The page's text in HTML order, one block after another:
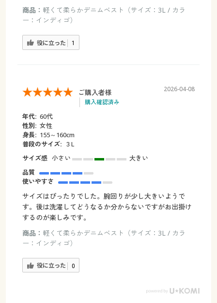
商品： 軽くて柔らかデニムベスト（サイズ：3L / カラ
ー：インディゴ）
役に立った 1
ご購入者様
購入確認済み
2026-04-08
年代: 60代
性別: 女性
身長: 155～160cm
普段のサイズ: ３L
サイズ感 小さい
大きい
品質
使いやすさ
サイズはぴったりでした。腕回りが少し大きいようで
す。後は洗濯してどうなるか分からないですがお出掛け
するのが楽しみです。
商品： 軽くて柔らかデニムベスト（サイズ：3L / カラ
ー：インディゴ）
役に立った 0